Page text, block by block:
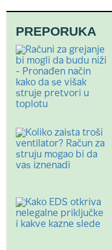
PREPORUKA